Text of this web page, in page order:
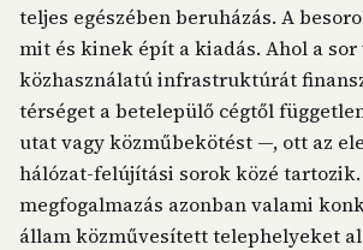
teljes egészében beruházás. A
mit és kinek épít a kiadás. Ahol a sor
közhasználatú infrastruktúrát
térséget a betelepülő cégtől
utat vagy közműbekötést —, ott az
hálózat-felújítási sorok közé tartozik.
megfogalmazás azonban valami
állam közművesített telephelyeket